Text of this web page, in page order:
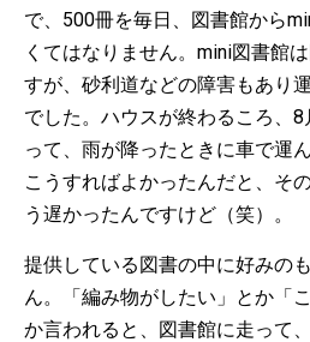
で、500冊を毎日、図書館から
くてはなりません。mini図書館
すが、砂利道などの障害もあり
でした。ハウスが終わるころ、
って、雨が降ったときに車で運
こうすればよかったんだと、そ
う遅かったんですけど（笑）。
提供している図書の中に好みの
ん。「編み物がしたい」とか「
か言われると、図書館に走って